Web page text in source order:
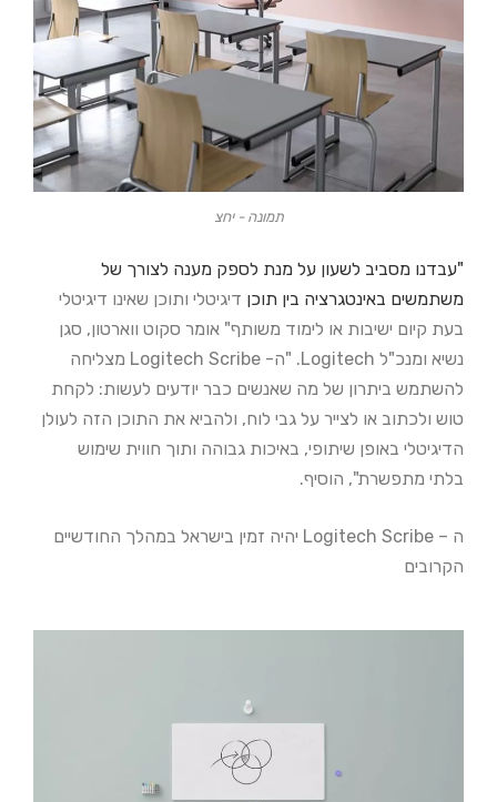
תמונה - יחצ
"עבדנו מסביב לשעון על מנת לספק מענה לצורך של
משתמשים באינטגרציה בין תוכן דיגיטלי ותוכן שאינו דיגיטלי
בעת קיום ישיבות או לימוד משותף" אומר סקוט ווארטון, סגן
נשיא ומנכ"ל Logitech. "ה- Logitech Scribe מצליחה
להשתמש ביתרון של מה שאנשים כבר יודעים לעשות: לקחת
טוש ולכתוב או לצייר על גבי לוח, ולהביא את התוכן הזה לעולן
הדיגיטלי באופן שיתופי, באיכות גבוהה ותוך חווית שימוש
בלתי מתפשרת", הוסיף.
ה –
Logitech Scribe יהיה זמין בישראל במהלך החודשיים
הקרובים